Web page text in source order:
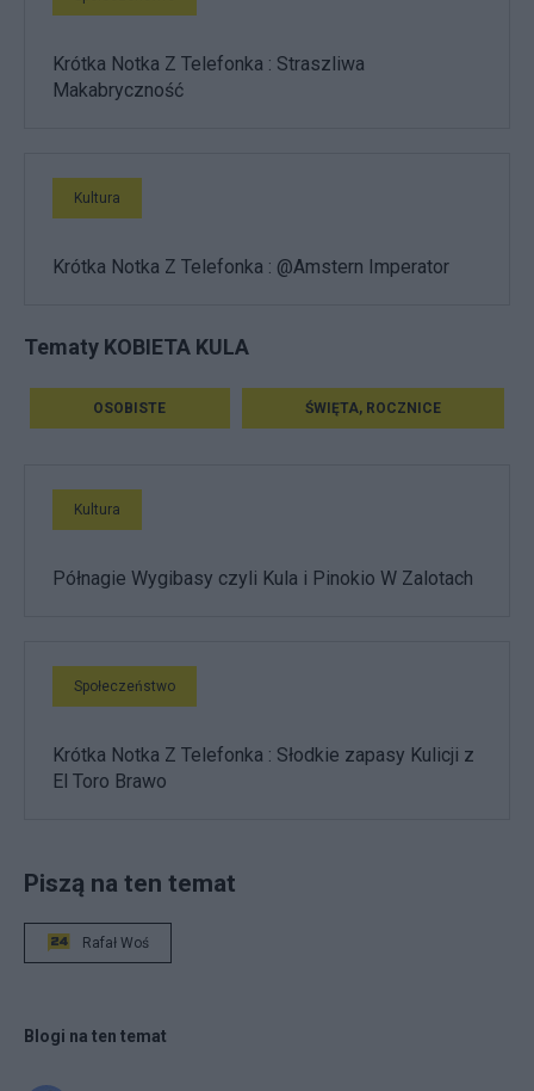
Krótka Notka Z Telefonka : Straszliwa
Makabryczność
Kultura
Krótka Notka Z Telefonka : @Amstern Imperator
Tematy KOBIETA KULA
OSOBISTE ŚWIĘTA, ROCZNICE
Kultura
Półnagie Wygibasy czyli Kula i Pinokio W Zalotach
Społeczeństwo
Krótka Notka Z Telefonka : Słodkie zapasy Kulicji z
El Toro Brawo
Piszą na ten temat
Rafał Woś
Blogi na ten temat